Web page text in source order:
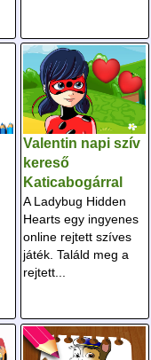
Valentin napi szív
kereső
Katicabogárral
A Ladybug Hidden
Hearts egy ingyenes
online rejtett szíves
játék. Találd meg a
rejtett...